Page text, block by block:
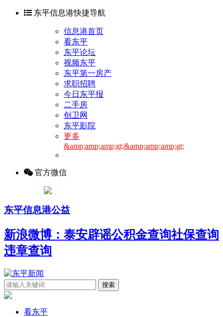
东平信息港快捷导航
信息港首页
看东平
东平论坛
视频东平
东平第一房产
求职招聘
今日东平报
二手房
创卫网
东平影院
更多
&amp;amp;amp;gt;&amp;amp;amp;gt;
官方微信
东平信息港公益
新浪微博：泰安辟谣公积金查询社保查询
违章查询
看东平